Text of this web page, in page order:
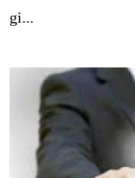
gi...